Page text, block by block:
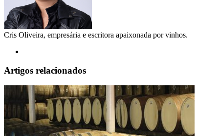
Cris Oliveira, empresária e escritora apaixonada por vinhos.
Artigos relacionados